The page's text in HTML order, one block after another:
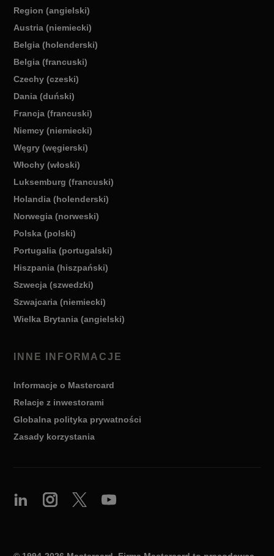
Region (angielski)
Austria (niemiecki)
Belgia (holenderski)
Belgia (francuski)
Czechy (czeski)
Dania (duński)
Francja (francuski)
Niemcy (niemiecki)
Węgry (węgierski)
Włochy (włoski)
Luksemburg (francuski)
Holandia (holenderski)
Norwegia (norweski)
Polska (polski)
Portugalia (portugalski)
Hiszpania (hiszpański)
Szwecja (szwedzki)
Szwajcaria (niemiecki)
Wielka Brytania (angielski)
INNE INFORMACJE
Informacje o Mastercard
Relacje z inwestorami
Globalna polityka prywatności
Zasady korzystania